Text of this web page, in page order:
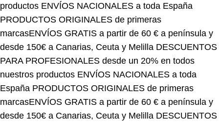
PRODUCTOS ORIGINALES de primeras
marcasENVÍOS GRATIS a partir de 60 € a península y
desde 150€ a Canarias, Ceuta y Melilla DESCUENTOS
PARA PROFESIONALES desde un 20% en todos
nuestros productosENVÍOS NACIONALES a toda
EspañaPRODUCTOS ORIGINALES de primeras
marcasENVÍOS GRATIS a partir de 60 € a península y
desde 150€ a Canarias, Ceuta y Melilla DESCUENTOS
PARA PROFESIONALES desde un 20% en todos